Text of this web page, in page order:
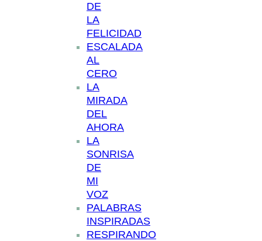
DE
LA
FELICIDAD
ESCALADA
AL
CERO
LA
MIRADA
DEL
AHORA
LA
SONRISA
DE
MI
VOZ
PALABRAS
INSPIRADAS
RESPIRANDO